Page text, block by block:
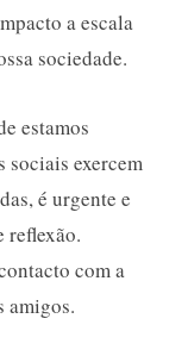
a escala
sociedade.
estamos
sociais exercem
é urgente e
reflexão.
com a
amigos.